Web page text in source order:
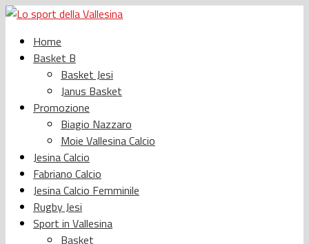
Home
Basket B
Basket Jesi
Janus Basket
Promozione
Biagio Nazzaro
Moie Vallesina Calcio
Jesina Calcio
Fabriano Calcio
Jesina Calcio Femminile
Rugby Jesi
Sport in Vallesina
Basket